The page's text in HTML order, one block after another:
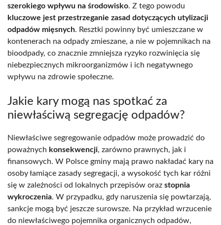
szerokiego wpływu na środowisko. Z tego powodu
kluczowe jest przestrzeganie zasad dotyczących utylizacji
odpadów mięsnych. Resztki powinny być umieszczane w
kontenerach na odpady zmieszane, a nie w pojemnikach na
bioodpady, co znacznie zmniejsza ryzyko rozwinięcia się
niebezpiecznych mikroorganizmów i ich negatywnego
wpływu na zdrowie społeczne.
Jakie kary mogą nas spotkać za
niewłaściwą segregację odpadów?
Niewłaściwe segregowanie odpadów może prowadzić do
poważnych konsekwencji, zarówno prawnych, jak i
finansowych. W Polsce gminy mają prawo nakładać kary na
osoby łamiące zasady segregacji, a wysokość tych kar różni
się w zależności od lokalnych przepisów oraz stopnia
wykroczenia. W przypadku, gdy naruszenia się powtarzają,
sankcje mogą być jeszcze surowsze. Na przykład wrzucenie
do niewłaściwego pojemnika organicznych odpadów,